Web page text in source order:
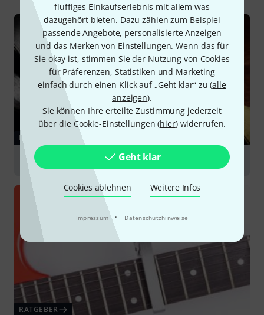
fluffiges Einkaufserlebnis mit allem was
dazugehört bieten. Dazu zählen zum Beispiel
passende Angebote, personalisierte Anzeigen
und das Merken von Einstellungen. Wenn das für
Sie okay ist, stimmen Sie der Nutzung von Cookies
für Präferenzen, Statistiken und Marketing
einfach durch einen Klick auf „Geht klar“ zu (alle
anzeigen).
Sie können Ihre erteilte Zustimmung jederzeit
über die Cookie-Einstellungen (hier) widerrufen.
Geht klar
Cookies ablehnen Weitere Infos
Impressum · Datenschutzhinweise
RATGEBER
Gitarrenzubehör
RATGEBER